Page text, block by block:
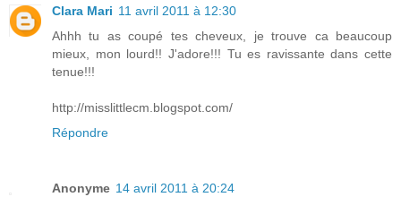
Clara Mari 11 avril 2011 à 12:30
Ahhh tu as coupé tes cheveux, je trouve ca beaucoup
mieux, mon lourd!! J'adore!!! Tu es ravissante dans cette
tenue!!!
http://misslittlecm.blogspot.com/
Répondre
Anonyme 14 avril 2011 à 20:24